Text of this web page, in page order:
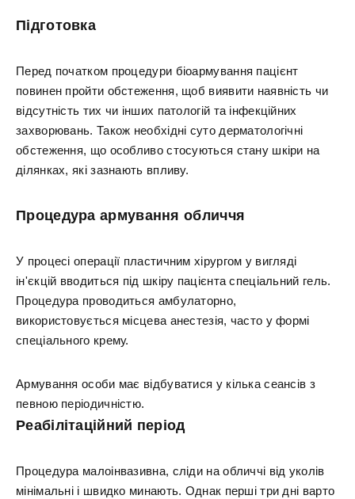
Підготовка
Перед початком процедури біоармування пацієнт
повинен пройти обстеження, щоб виявити наявність чи
відсутність тих чи інших патологій та інфекційних
захворювань. Також необхідні суто дерматологічні
обстеження, що особливо стосуються стану шкіри на
ділянках, які зазнають впливу.
Процедура армування обличчя
У процесі операції пластичним хірургом у вигляді
ін'єкцій вводиться під шкіру пацієнта спеціальний гель.
Процедура проводиться амбулаторно,
використовується місцева анестезія, часто у формі
спеціального крему.
Армування особи має відбуватися у кілька сеансів з
певною періодичністю.
Реабілітаційний період
Процедура малоінвазивна, сліди на обличчі від уколів
мінімальні і швидко минають. Однак перші три дні варто